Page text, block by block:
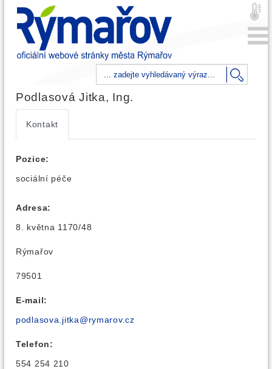
Podlasová Jitka, Ing.
Kontakt
Pozice:
sociální péče
Adresa:
8. května 1170/48
Rýmařov
79501
E-mail:
podlasova.jitka@rymarov.cz
Telefon:
554 254 210